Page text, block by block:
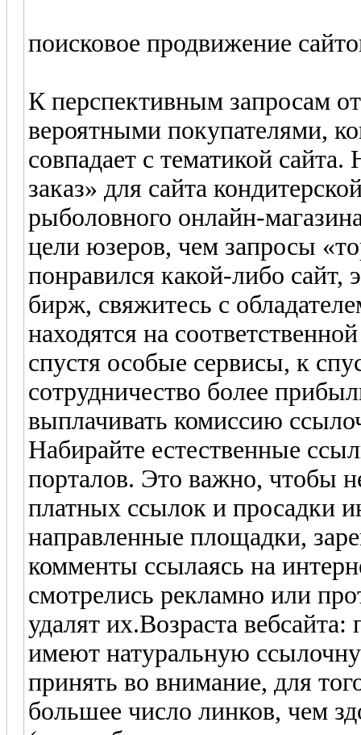
поисковое продвижение
К перспективным запросам
вероятными покупателями,
совпадает с тематикой
заказ» для сайта
рыболовного онлайн-
цели юзеров, чем запросы
понравился какой-либо сайт,
бирж, свяжитесь с
находятся на
спустя особые сервисы, к
сотрудничество более
выплачивать комиссию
Набирайте естественные
порталов. Это важно, чтобы
платных ссылок и просадки
направленные площадки,
комменты ссылаясь на
смотрелись рекламно или
удалят их.Возраста
имеют натуральную
принять во внимание, для
большее число линков, чем